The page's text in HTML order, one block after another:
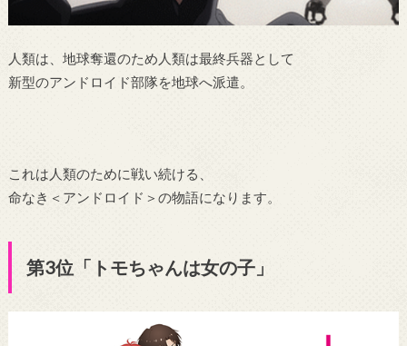
人類は、地球奪還のため人類は最終兵器として
新型のアンドロイド部隊を地球へ派遣。
これは人類のために戦い続ける、
命なき＜アンドロイド＞の物語になります。
第3位「トモちゃんは女の子」